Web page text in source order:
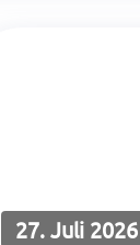
27. Juli 2026